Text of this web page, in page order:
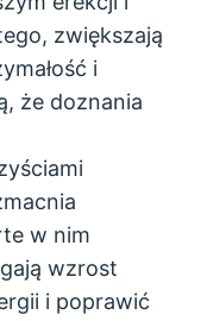
zwiększają
i
że doznania
w nim
wzrost
i poprawić